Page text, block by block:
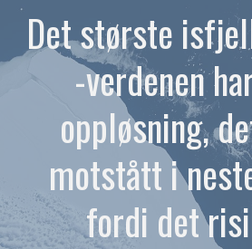
Det største
-verdenen
oppløsning,
motstått i
fordi det